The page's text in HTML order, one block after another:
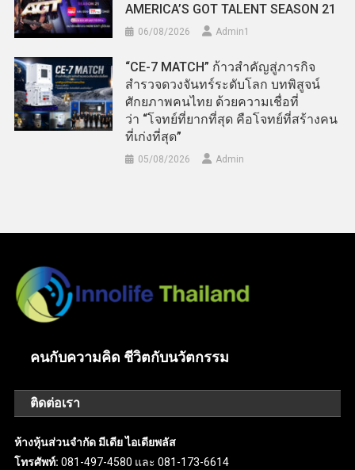
AMERICA’S GOT TALENT SEASON 21
06/08/2026 Admin​1
“CE-7 MATCH” ก้าวสำคัญสู่ภารกิจ
สำรวจดวงจันทร์ระดับโลก บทพิสูจน์
ศักยภาพคนไทย ด้วยความเชื่อที่
ว่า “โจทย์ที่ยากที่สุด คือโจทย์ที่สร้างคน
ที่เก่งที่สุด”
05/08/2026 Admin
คนกับความคิด ชีวิตกับนวัตกรรม
ติดต่อเรา
ห้างหุ้นส่วนจำกัด มีเดีย ไอเดียพลัส
โทรศัพท์: 081-497-4580 และ 081-173-6614